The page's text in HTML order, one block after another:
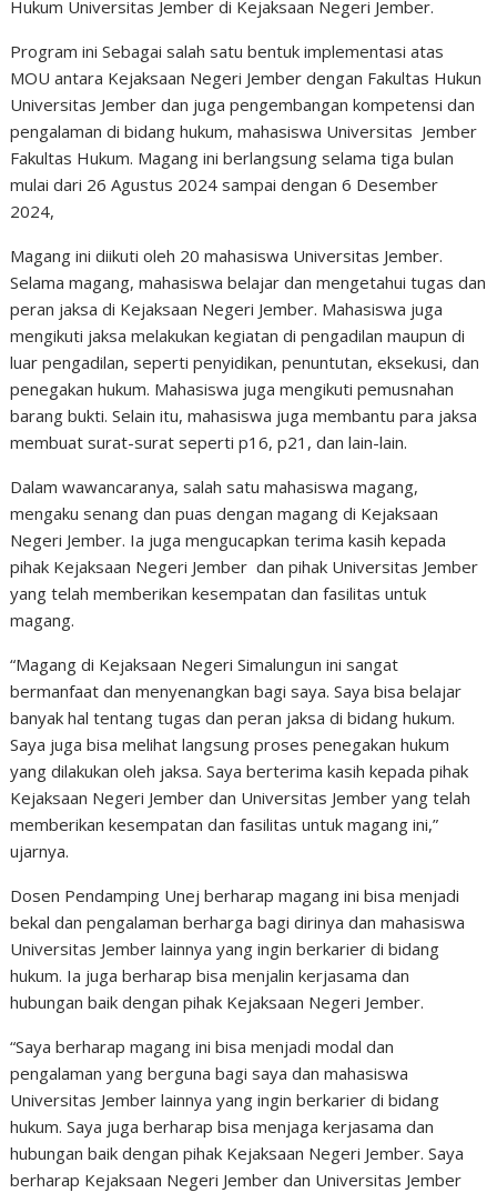
Hukum Universitas Jember di Kejaksaan Negeri Jember.
Program ini Sebagai salah satu bentuk implementasi atas
MOU antara Kejaksaan Negeri Jember dengan Fakultas Hukun
Universitas Jember dan juga pengembangan kompetensi dan
pengalaman di bidang hukum, mahasiswa Universitas Jember
Fakultas Hukum. Magang ini berlangsung selama tiga bulan
mulai dari 26 Agustus 2024 sampai dengan 6 Desember
2024,
Magang ini diikuti oleh 20 mahasiswa Universitas Jember.
Selama magang, mahasiswa belajar dan mengetahui tugas dan
peran jaksa di Kejaksaan Negeri Jember. Mahasiswa juga
mengikuti jaksa melakukan kegiatan di pengadilan maupun di
luar pengadilan, seperti penyidikan, penuntutan, eksekusi, dan
penegakan hukum. Mahasiswa juga mengikuti pemusnahan
barang bukti. Selain itu, mahasiswa juga membantu para jaksa
membuat surat-surat seperti p16, p21, dan lain-lain.
Dalam wawancaranya, salah satu mahasiswa magang,
mengaku senang dan puas dengan magang di Kejaksaan
Negeri Jember. Ia juga mengucapkan terima kasih kepada
pihak Kejaksaan Negeri Jember dan pihak Universitas Jember
yang telah memberikan kesempatan dan fasilitas untuk
magang.
“Magang di Kejaksaan Negeri Simalungun ini sangat
bermanfaat dan menyenangkan bagi saya. Saya bisa belajar
banyak hal tentang tugas dan peran jaksa di bidang hukum.
Saya juga bisa melihat langsung proses penegakan hukum
yang dilakukan oleh jaksa. Saya berterima kasih kepada pihak
Kejaksaan Negeri Jember dan Universitas Jember yang telah
memberikan kesempatan dan fasilitas untuk magang ini,”
ujarnya.
Dosen Pendamping Unej berharap magang ini bisa menjadi
bekal dan pengalaman berharga bagi dirinya dan mahasiswa
Universitas Jember lainnya yang ingin berkarier di bidang
hukum. Ia juga berharap bisa menjalin kerjasama dan
hubungan baik dengan pihak Kejaksaan Negeri Jember.
“Saya berharap magang ini bisa menjadi modal dan
pengalaman yang berguna bagi saya dan mahasiswa
Universitas Jember lainnya yang ingin berkarier di bidang
hukum. Saya juga berharap bisa menjaga kerjasama dan
hubungan baik dengan pihak Kejaksaan Negeri Jember. Saya
berharap Kejaksaan Negeri Jember dan Universitas Jember